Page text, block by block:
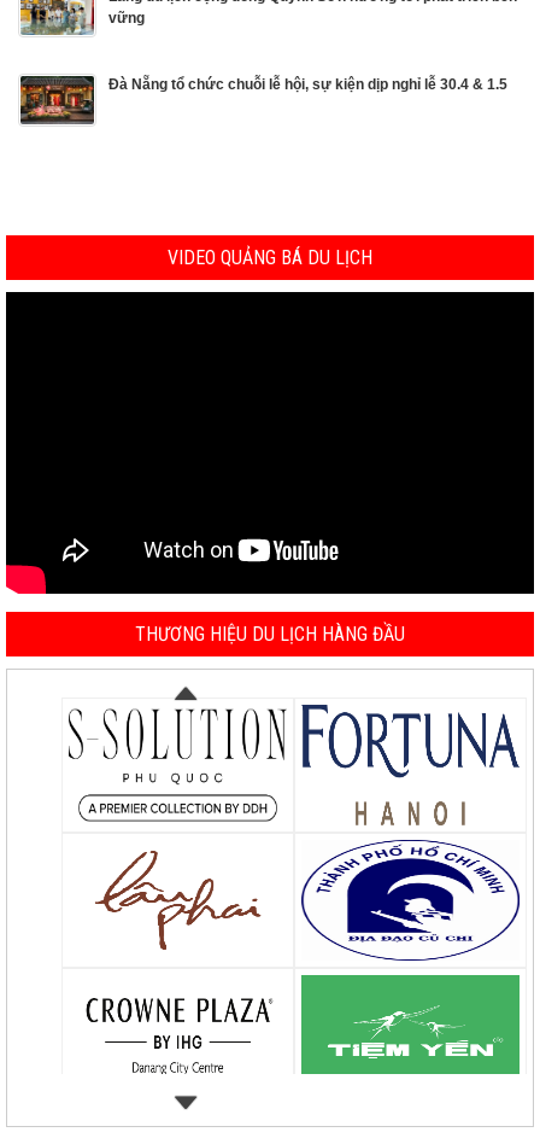
vững
Đà Nẵng tổ chức chuỗi lễ hội, sự kiện dịp nghỉ lễ 30.4 & 1.5
VIDEO QUẢNG BÁ DU LỊCH
THƯƠNG HIỆU DU LỊCH HÀNG ĐẦU